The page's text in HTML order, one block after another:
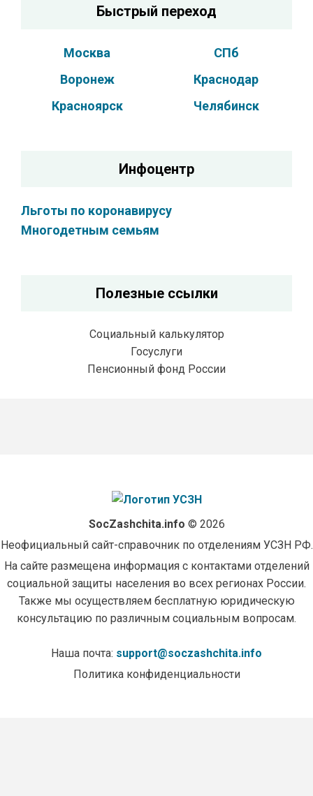
Быстрый переход
Москва
СПб
Воронеж
Краснодар
Красноярск
Челябинск
Инфоцентр
Льготы по коронавирусу
Многодетным семьям
Полезные ссылки
Социальный калькулятор
Госуслуги
Пенсионный фонд России
SocZashchita.info © 2026
Неофициальный сайт-справочник по отделениям УСЗН РФ.
На сайте размещена информация с контактами отделений
социальной защиты населения во всех регионах России.
Также мы осуществляем бесплатную юридическую
консультацию по различным социальным вопросам.
Наша почта: support@soczashchita.info
Политика конфиденциальности